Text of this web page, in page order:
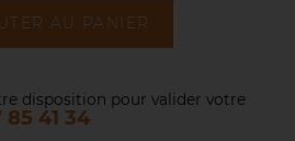
AU PANIER
disposition pour valider votre
85 41 34